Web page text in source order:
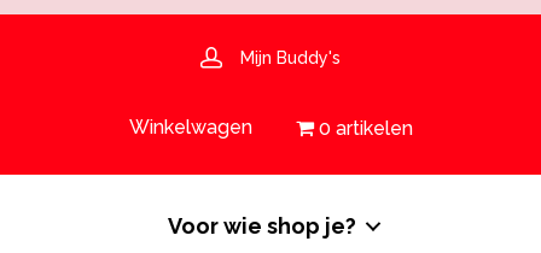
GRATIS bezorging in de regio
Mijn Buddy's
Winkelwagen 0 artikelen
Voor wie shop je?